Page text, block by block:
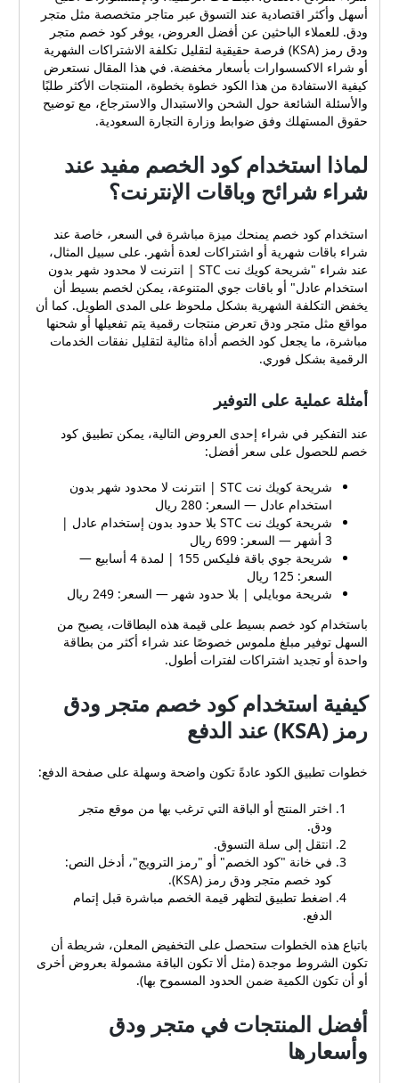
أسهل وأكثر اقتصادية عند التسوق عبر متاجر متخصصة مثل متجر
ودق. للعملاء الباحثين عن أفضل العروض، يوفر كود خصم متجر
ودق رمز (KSA) فرصة حقيقية لتقليل تكلفة الاشتراكات الشهرية
أو شراء الاكسسوارات بأسعار مخفضة. في هذا المقال نستعرض
كيفية الاستفادة من هذا الكود خطوة بخطوة، المنتجات الأكثر طلبًا
والأسئلة الشائعة حول الشحن والاستبدال والاسترجاع، مع توضيح
حقوق المستهلك وفق ضوابط وزارة التجارة السعودية.
لماذا استخدام كود الخصم مفيد عند
شراء شرائح وباقات الإنترنت؟
استخدام كود خصم يمنحك ميزة مباشرة في السعر، خاصة عند
شراء باقات شهرية أو اشتراكات لعدة أشهر. على سبيل المثال،
عند شراء "شريحة كويك نت STC | انترنت لا محدود شهر بدون
استخدام عادل" أو باقات جوي المتنوعة، يمكن لخصم بسيط أن
يخفض التكلفة الشهرية بشكل ملحوظ على المدى الطويل. كما أن
مواقع مثل متجر ودق تعرض منتجات رقمية يتم تفعيلها أو شحنها
مباشرة، ما يجعل كود الخصم أداة مثالية لتقليل نفقات الخدمات
الرقمية بشكل فوري.
أمثلة عملية على التوفير
عند التفكير في شراء إحدى العروض التالية، يمكن تطبيق كود
خصم للحصول على سعر أفضل:
شريحة كويك نت STC | انترنت لا محدود شهر بدون
استخدام عادل — السعر: 280 ريال
شريحة كويك نت STC بلا حدود بدون إستخدام عادل |
3 أشهر — السعر: 699 ريال
شريحة جوي باقة فليكس 155 | لمدة 4 أسابيع —
السعر: 125 ريال
شريحة موبايلي | بلا حدود شهر — السعر: 249 ريال
باستخدام كود خصم بسيط على قيمة هذه البطاقات، يصبح من
السهل توفير مبلغ ملموس خصوصًا عند شراء أكثر من بطاقة
واحدة أو تجديد اشتراكات لفترات أطول.
كيفية استخدام كود خصم متجر ودق
رمز (KSA) عند الدفع
خطوات تطبيق الكود عادةً تكون واضحة وسهلة على صفحة الدفع:
اختر المنتج أو الباقة التي ترغب بها من موقع متجر
ودق.
انتقل إلى سلة التسوق.
في خانة "كود الخصم" أو "رمز الترويج"، أدخل النص:
كود خصم متجر ودق رمز (KSA).
اضغط تطبيق لتظهر قيمة الخصم مباشرة قبل إتمام
الدفع.
باتباع هذه الخطوات ستحصل على التخفيض المعلن، شريطة أن
تكون الشروط موجدة (مثل ألا تكون الباقة مشمولة بعروض أخرى
أو أن تكون الكمية ضمن الحدود المسموح بها).
أفضل المنتجات في متجر ودق
وأسعارها